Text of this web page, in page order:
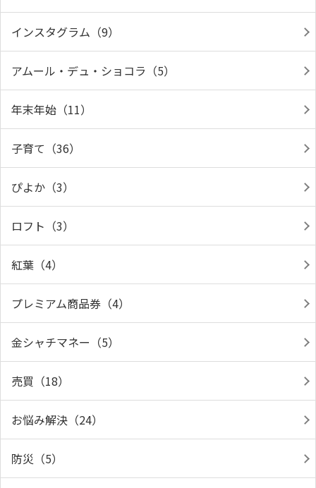
インスタグラム（9）
アムール・デュ・ショコラ（5）
年末年始（11）
子育て（36）
ぴよか（3）
ロフト（3）
紅葉（4）
プレミアム商品券（4）
金シャチマネー（5）
売買（18）
お悩み解決（24）
防災（5）